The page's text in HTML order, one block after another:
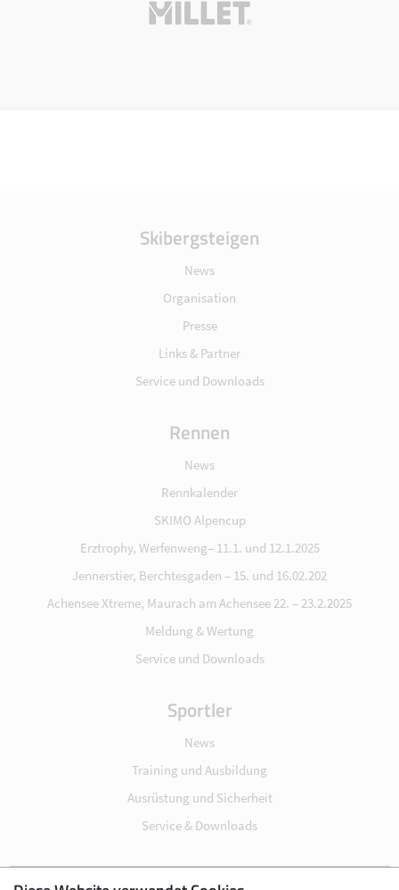
Skibergsteigen
News
Organisation
Presse
Links & Partner
Service und Downloads
Rennen
News
Rennkalender
SKIMO Alpencup
Erztrophy, Werfenweng– 11.1. und 12.1.2025
Jennerstier, Berchtesgaden – 15. und 16.02.202
Achensee Xtreme, Maurach am Achensee 22. – 23.2.2025
Meldung & Wertung
Service und Downloads
Sportler
News
Training und Ausbildung
Ausrüstung und Sicherheit
Service & Downloads